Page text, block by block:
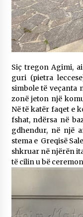
Siç tregon Agimi,
guri (pietra
simbole të veçanta
zonë jeton një
Në të katër faqet e
fshat, ndërsa në
gdhendur, në një
stema e Greqisë
shkruar në njërën
të cilin u bë